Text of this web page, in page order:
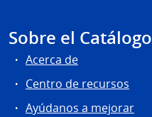
Sobre el Catálogo
Acerca de
Centro de recursos
Ayúdanos a mejorar